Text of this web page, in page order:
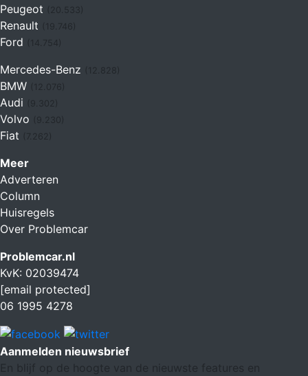
Peugeot
Renault (19.746)
Ford (14.754)
Mercedes-Benz
BMW (12.076)
Audi
Volvo
Fiat (7.262)
Meer
Adverteren
Column
Huisregels
Over Problemcar
Problemcar.nl
KvK: 02039474
[email protected]
06 1995 4278
Aanmelden nieuwsbrief
En blijf op de hoogte van de nieuwste features en